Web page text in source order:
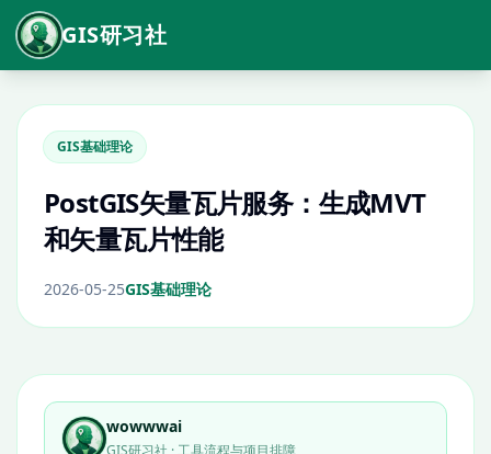
GIS研习社
GIS基础理论
PostGIS矢量瓦片服务：生成MVT
和矢量瓦片性能
2026-05-25GIS基础理论
wowwwai
GIS研习社 · 工具流程与项目排障